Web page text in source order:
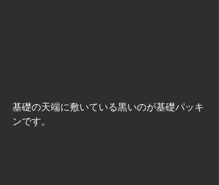
基礎の天端に敷いている黒いのが基礎パッキ
ンです。